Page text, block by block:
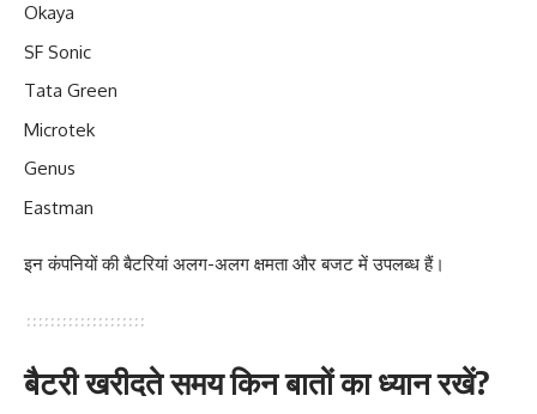
Okaya
SF Sonic
Tata Green
Microtek
Genus
Eastman
इन कंपनियों की बैटरियां अलग-अलग क्षमता और बजट में उपलब्ध हैं।
बैटरी खरीदते समय किन बातों का ध्यान रखें?